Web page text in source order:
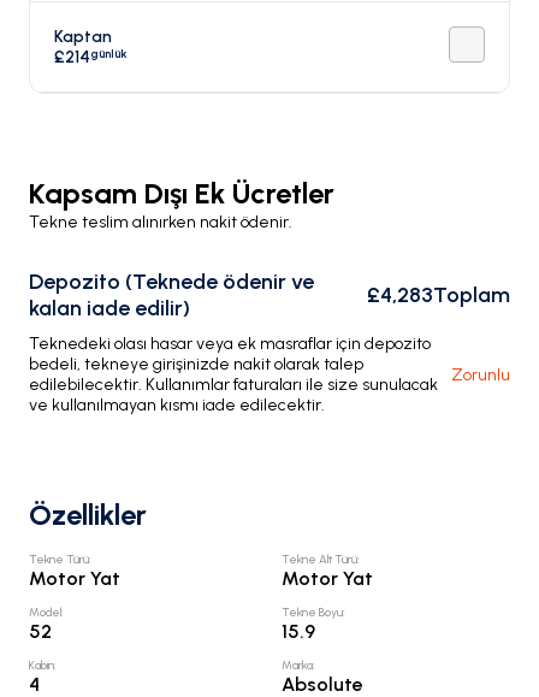
Kaptan
£214günlük
Kapsam Dışı Ek Ücretler
Tekne teslim alınırken nakit ödenir.
Depozito (Teknede ödenir ve
kalan iade edilir)
£4,283Toplam
Teknedeki olası hasar veya ek masraflar için depozito
bedeli, tekneye girişinizde nakit olarak talep
edilebilecektir. Kullanımlar faturaları ile size sunulacak
ve kullanılmayan kısmı iade edilecektir.
Zorunlu
Özellikler
Tekne Türü:
Motor Yat
Tekne Alt Türü:
Motor Yat
Model:
52
Tekne Boyu:
15.9
Kabin:
4
Marka:
Absolute